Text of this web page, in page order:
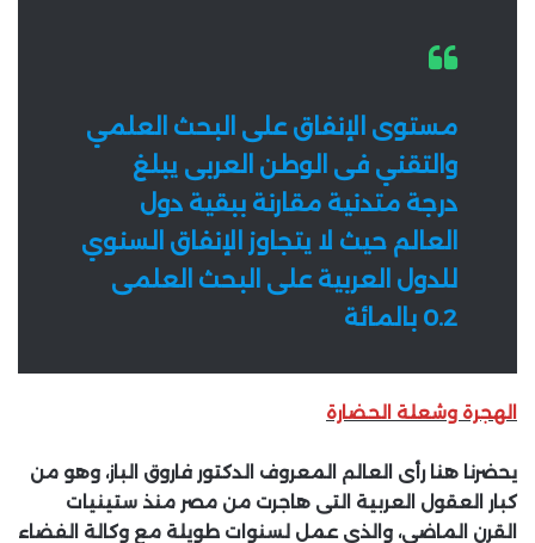
مستوى الإنفاق على البحث العلمي
والتقني فى الوطن العربى يبلغ
درجة متدنية مقارنة ببقية دول
العالم حيث لا يتجاوز الإنفاق السنوي
للدول العربية على البحث العلمى
0.2 بالمائة
الهجرة وشعلة الحضارة
يحضرنا هنا رأى العالم المعروف الدكتور فاروق الباز، وهو من
كبار العقول العربية التى هاجرت من مصر منذ ستينيات
القرن الماضى، والذي عمل لسنوات طويلة مع وكالة الفضاء